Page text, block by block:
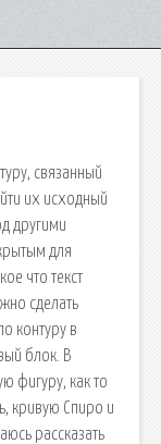
связанный
их исходный
другими
для
что текст
сделать
контуру в
блок. В
фигуру, как то
кривую Спиро и
рассказать